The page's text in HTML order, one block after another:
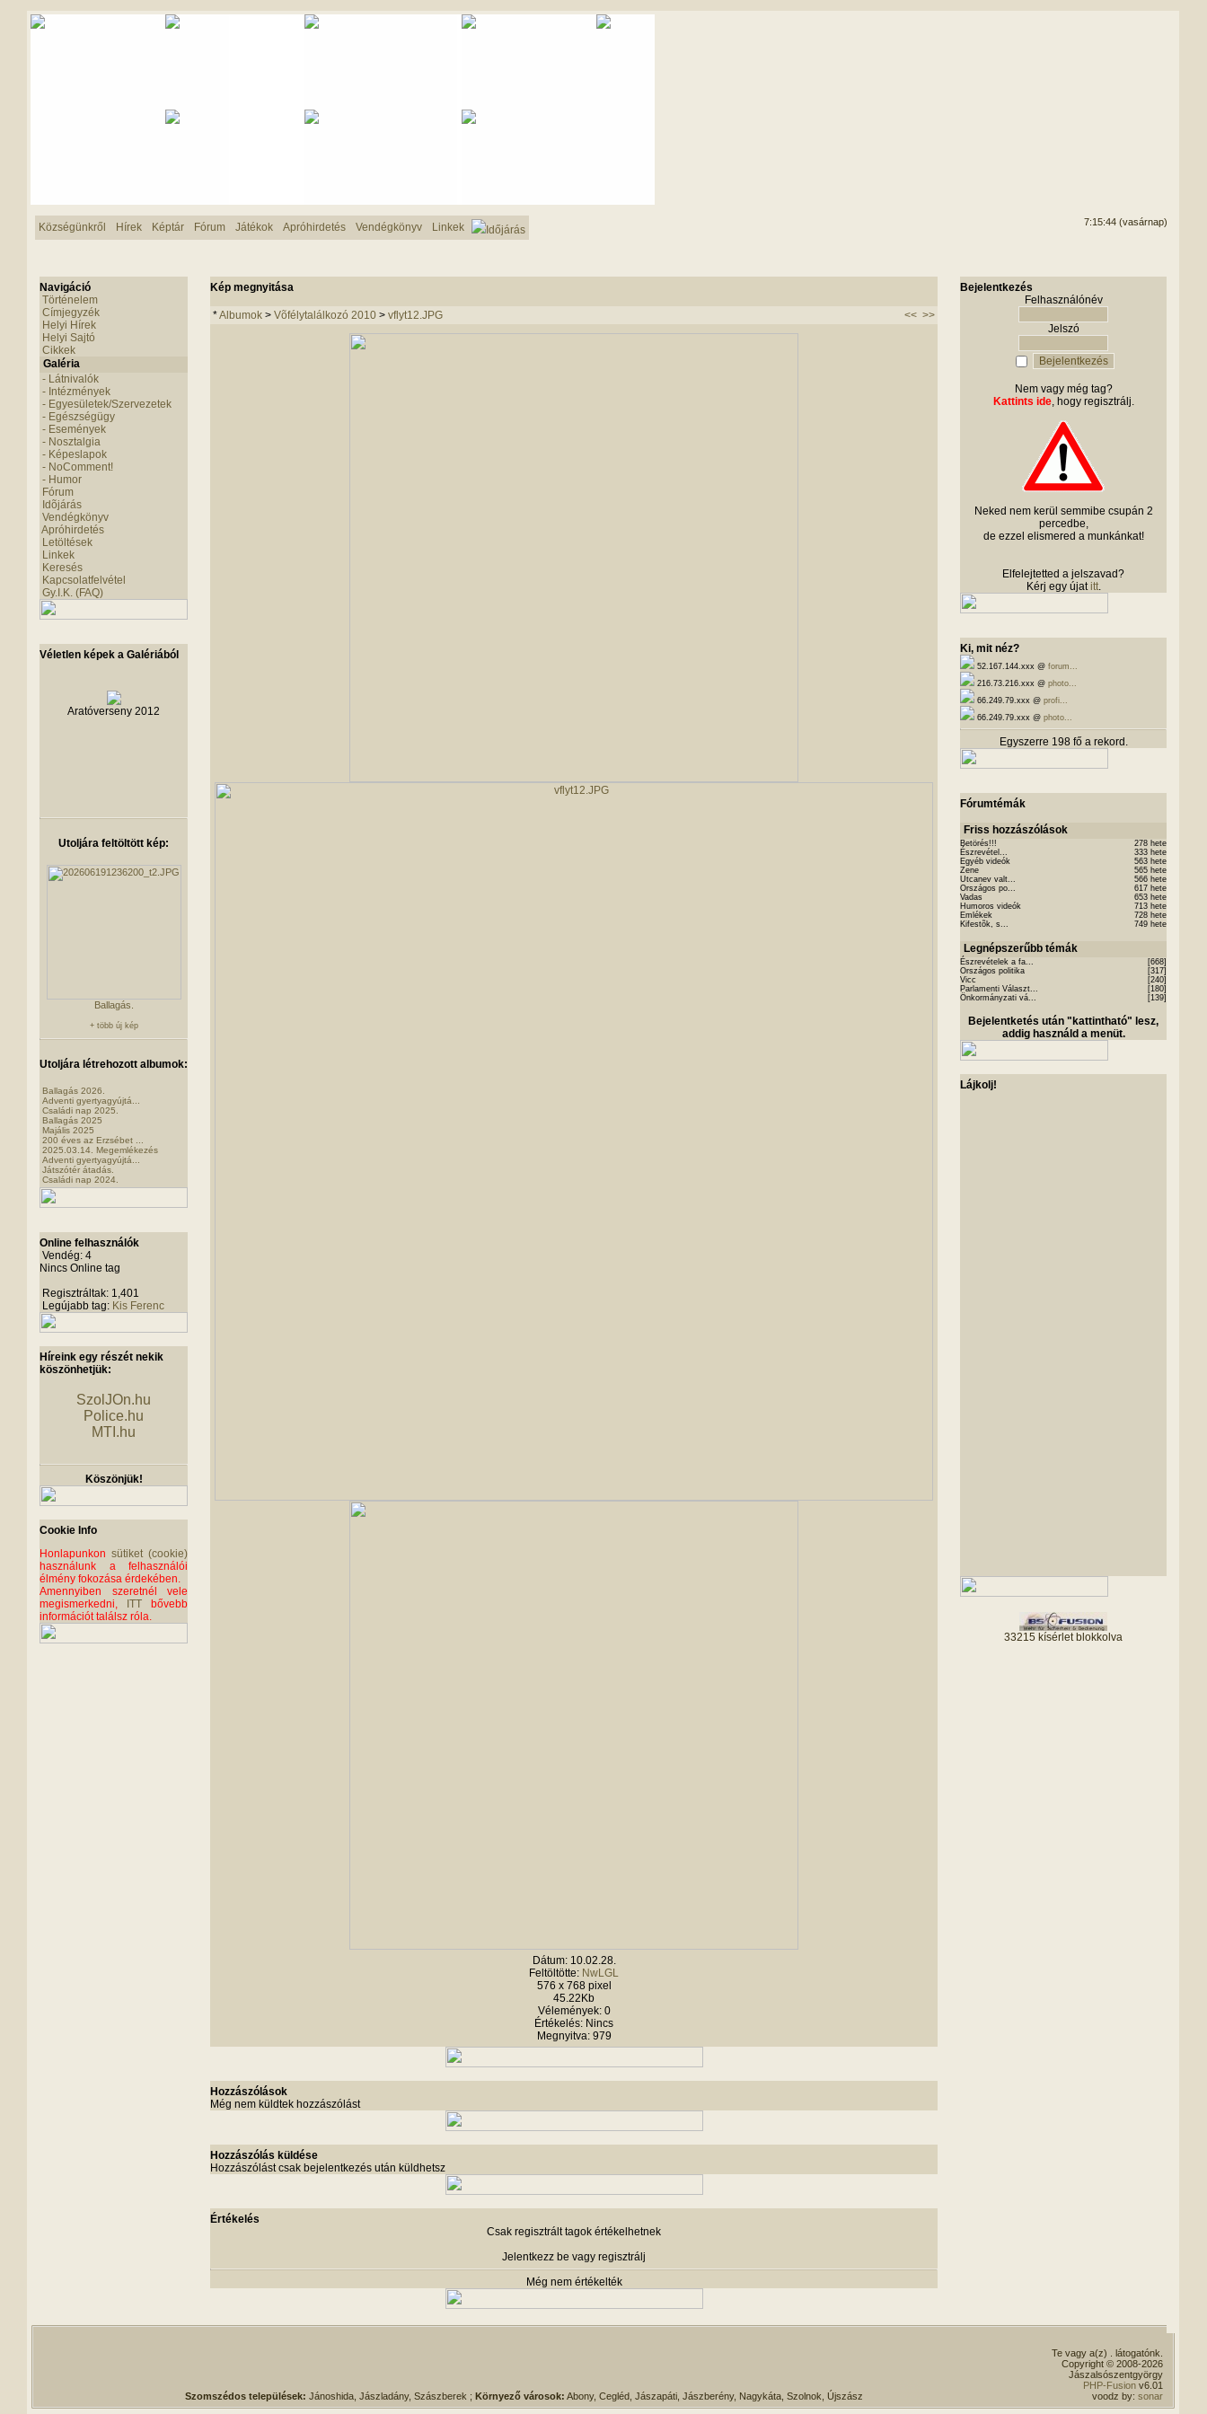
Községünkről Hírek Képtár Fórum Játékok Apróhirdetés Vendégkönyv Linkek Időjárás
7:15:44 (vasárnap)
Navigáció
Történelem
Címjegyzék
Helyi Hírek
Helyi Sajtó
Cikkek
Galéria
- Látnivalók
- Intézmények
- Egyesületek/Szervezetek
- Egészségügy
- Események
- Nosztalgia
- Képeslapok
- NoComment!
- Humor
Fórum
Idõjárás
Vendégkönyv
Apróhirdetés
Letöltések
Linkek
Keresés
Kapcsolatfelvétel
Gy.I.K. (FAQ)
Véletlen képek a Galériából
Aratóverseny 2012
Utoljára feltöltött kép:
Ballagás.
+ több új kép
Utoljára létrehozott albumok:
Ballagás 2026.
Adventi gyertyagyújtá...
Családi nap 2025.
Ballagás 2025
Majális 2025
200 éves az Erzsébet ...
2025.03.14. Megemlékezés
Adventi gyertyagyújtá...
Játszótér átadás.
Családi nap 2024.
Online felhasználók
Vendég: 4
Nincs Online tag
Regisztráltak: 1,401
Legújabb tag: Kis Ferenc
Híreink egy részét nekik
köszönhetjük:
SzolJOn.hu
Police.hu
MTI.hu
Köszönjük!
Cookie Info
Honlapunkon sütiket (cookie)
használunk a felhasználói
élmény fokozása érdekében.
Amennyiben szeretnél vele
megismerkedni,
ITT bővebb
információt találsz róla.
Kép megnyitása
*Albumok > Võfélytalálkozó 2010 > vflyt12.JPG << >>
Dátum: 10.02.28.
Feltöltötte: NwLGL
576 x 768 pixel
45.22Kb
Vélemények: 0
Értékelés: Nincs
Megnyitva: 979
Hozzászólások
Még nem küldtek hozzászólást
Hozzászólás küldése
Hozzászólást csak bejelentkezés után küldhetsz
Értékelés
Csak regisztrált tagok értékelhetnek
Jelentkezz be vagy regisztrálj
Még nem értékelték
Bejelentkezés
Felhasználónév
Jelszó
Nem vagy még tag?
Kattints ide, hogy regisztrálj.
Neked nem kerül semmibe csupán 2
percedbe,
de ezzel elismered a munkánkat!
Elfelejtetted a jelszavad?
Kérj egy újatitt.
Ki, mit néz?
52.167.144.xxx @ forum...
216.73.216.xxx @ photo...
66.249.79.xxx @ profi...
66.249.79.xxx @ photo...
Egyszerre 198 fő a rekord.
Fórumtémák
Friss hozzászólások
Betörés!!!
278 hete
Észrevétel...
333 hete
Egyéb videók
563 hete
Zene
565 hete
Utcanev valt...
566 hete
Országos po...
617 hete
Vadas
653 hete
Humoros videók
713 hete
Emlékek
728 hete
Kifestõk, s...
749 hete
Legnépszerűbb témák
Észrevételek a fa...
[668]
Országos politika
[317]
Vicc
[240]
Parlamenti Választ...
[180]
Önkormányzati vá...
[139]
Bejelentketés után "kattintható" lesz,
addig használd a menüt.
Lájkolj!
33215 kísérlet blokkolva
Szomszédos települések: Jánoshida, Jászladány, Szászberek ; Környező városok: Abony, Cegléd, Jászapáti, Jászberény, Nagykáta, Szolnok, Újszász
Te vagy a(z)
. látogatónk.
Copyright © 2008-2026
Jászalsószentgyörgy
PHP-Fusion v6.01
voodz by: sonar